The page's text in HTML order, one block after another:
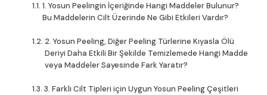
1. Yosun Peelingin İçeriğinde Hangi Maddeler Bulunur?
Bu Maddelerin Cilt Üzerinde Ne Gibi Etkileri Vardır?
2. Yosun Peeling, Diğer Peeling Türlerine Kıyasla Ölü
Deriyi Daha Etkili Bir Şekilde Temizlemede Hangi Madde
veya Maddeler Sayesinde Fark Yaratır?
3. Farklı Cilt Tipleri için Uygun Yosun Peeling Çeşitleri